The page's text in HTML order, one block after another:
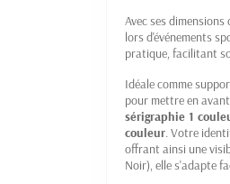
Avec ses
lors d'événements
pratique, facilitant
Idéale comme
pour mettre en
sérigraphie 1
couleur. Votre
offrant ainsi une
Noir), elle s'adapte